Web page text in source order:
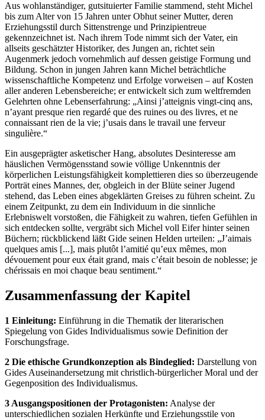
Aus wohlanständiger, gutsituierter Familie stammend, steht Michel
bis zum Alter von 15 Jahren unter Obhut seiner Mutter, deren
Erziehungsstil durch Sittenstrenge und Prinzipientreue
gekennzeichnet ist. Nach ihrem Tode nimmt sich der Vater, ein
allseits geschätzter Historiker, des Jungen an, richtet sein
Augenmerk jedoch vornehmlich auf dessen geistige Formung und
Bildung. Schon in jungen Jahren kann Michel beträchtliche
wissenschaftliche Kompetenz und Erfolge vorweisen – auf Kosten
aller anderen Lebensbereiche; er entwickelt sich zum weltfremden
Gelehrten ohne Lebenserfahrung: „Ainsi j’atteignis vingt-cinq ans,
n’ayant presque rien regardé que des ruines ou des livres, et ne
connaissant rien de la vie; j’usais dans le travail une ferveur
singulière.“
Ein ausgeprägter asketischer Hang, absolutes Desinteresse am
häuslichen Vermögensstand sowie völlige Unkenntnis der
körperlichen Leistungsfähigkeit komplettieren dies so überzeugende
Porträt eines Mannes, der, obgleich in der Blüte seiner Jugend
stehend, das Leben eines abgeklärten Greises zu führen scheint. Zu
einem Zeitpunkt, zu dem ein Individuum in die sinnliche
Erlebniswelt vorstoßen, die Fähigkeit zu wahren, tiefen Gefühlen in
sich entdecken sollte, vergräbt sich Michel voll Eifer hinter seinen
Büchern; rückblickend läßt Gide seinen Helden urteilen: „J’aimais
quelques amis [...], mais plutôt l’amitié qu’eux mêmes, mon
dévouement pour eux était grand, mais c’était besoin de noblesse; je
chérissais en moi chaque beau sentiment.“
Zusammenfassung der Kapitel
1 Einleitung: Einführung in die Thematik der literarischen
Spiegelung von Gides Individualismus sowie Definition der
Forschungsfrage.
2 Die ethische Grundkonzeption als Bindeglied: Darstellung von
Gides Auseinandersetzung mit christlich-bürgerlicher Moral und der
Gegenposition des Individualismus.
3 Ausgangspositionen der Protagonisten: Analyse der
unterschiedlichen sozialen Herkünfte und Erziehungsstile von